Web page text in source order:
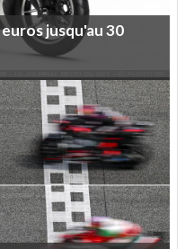
eurosjusqu'au30